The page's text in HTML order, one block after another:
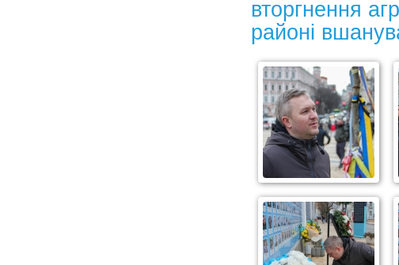
вторгнення
районі